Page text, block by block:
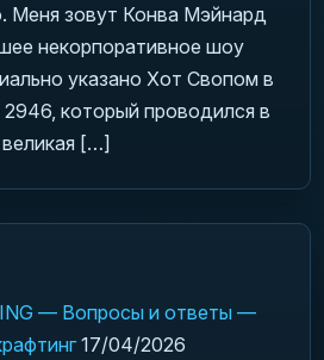
Меня зовут Конва Мэйнард
некорпоративное шоу
указано Хот Свопом в
который проводился в
[…]
— Вопросы и ответы —
17/04/2026